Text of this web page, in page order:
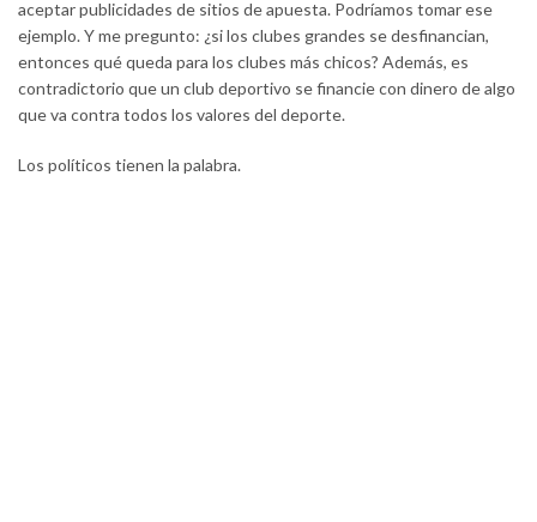
aceptar publicidades de sitios de apuesta. Podríamos tomar ese
ejemplo. Y me pregunto: ¿si los clubes grandes se desfinancian,
entonces qué queda para los clubes más chicos? Además, es
contradictorio que un club deportivo se financie con dinero de algo
que va contra todos los valores del deporte.
Los políticos tienen la palabra.